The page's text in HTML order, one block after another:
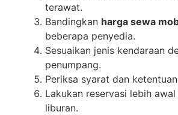
terawat.
Bandingkan harga sewa
beberapa penyedia.
Sesuaikan jenis kendaraan
penumpang.
Periksa syarat dan
Lakukan reservasi lebih
liburan.